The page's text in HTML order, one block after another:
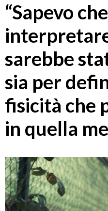
“Sapevo che
sarebbe
sia per
fisicità che
in quella